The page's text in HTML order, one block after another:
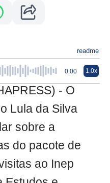
readme
0:00 1.0x
- O
Lula da Silva
sobre a
do pacote de
ao Inep